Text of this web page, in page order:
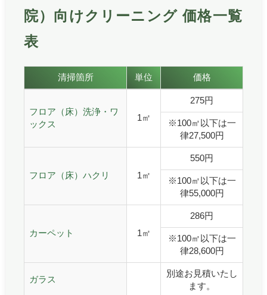
院）向けクリーニング 価格一覧
表
法人様（オフィス・店舗・医院）向けクリーニングの価
法人様（オフィス・店舗・医院）向けクリーニング 価格一
清掃箇所 単位 価格
フロア（床）洗浄・ワ
ックス
1㎡
275円
※100㎡以下は一
律27,500円
フロア（床）ハクリ 1㎡
550円
※100㎡以下は一
律55,000円
カーペット 1㎡
286円
※100㎡以下は一
律28,600円
ガラス
別途お見積いたし
ます。